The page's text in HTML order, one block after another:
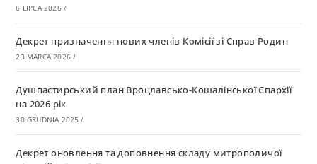
6 LIPCA 2026 /
Декрет призначення нових членів Комісії зі Справ Родин
23 MARCA 2026 /
Душпастирський план Вроцлавсько-Кошалінської Єпархії
на 2026 рік
30 GRUDNIA 2025 /
Декрет оновлення та доповнення складу митрополичої